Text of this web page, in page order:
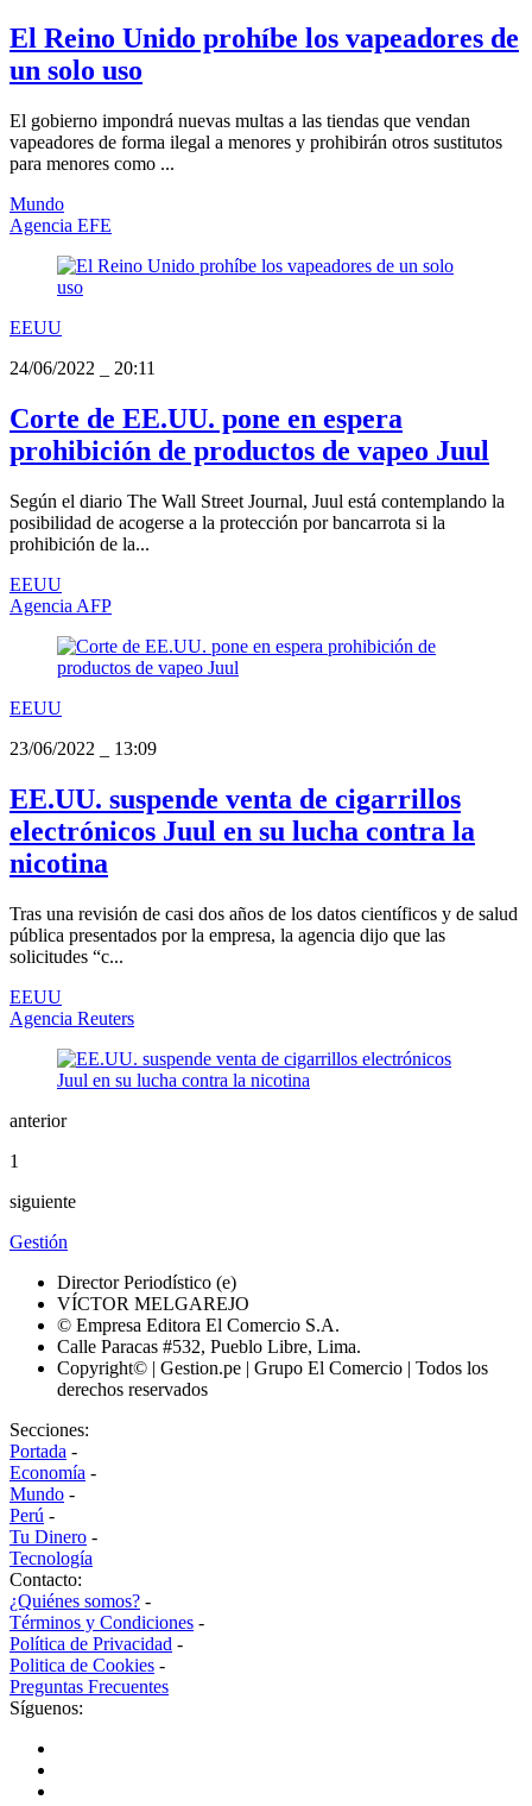
El Reino Unido prohíbe los vapeadores de
un solo uso
El gobierno impondrá nuevas multas a las tiendas que vendan
vapeadores de forma ilegal a menores y prohibirán otros sustitutos
para menores como ...
Mundo
Agencia EFE
EEUU
24/06/2022
20:11
Corte de EE.UU. pone en espera
prohibición de productos de vapeo Juul
Según el diario The Wall Street Journal, Juul está contemplando la
posibilidad de acogerse a la protección por bancarrota si la
prohibición de la...
EEUU
Agencia AFP
EEUU
23/06/2022
13:09
EE.UU. suspende venta de cigarrillos
electrónicos Juul en su lucha contra la
nicotina
Tras una revisión de casi dos años de los datos científicos y de salud
pública presentados por la empresa, la agencia dijo que las
solicitudes “c...
EEUU
Agencia Reuters
anterior
1
siguiente
Gestión
Director Periodístico (e)
VÍCTOR MELGAREJO
© Empresa Editora El Comercio S.A.
Calle Paracas #532, Pueblo Libre, Lima.
Copyright© | Gestion.pe | Grupo El Comercio | Todos los
derechos reservados
Secciones:
Portada -
Economía -
Mundo -
Perú -
Tu Dinero -
Tecnología
Contacto:
¿Quiénes somos? -
Términos y Condiciones -
Política de Privacidad -
Politica de Cookies -
Preguntas Frecuentes
Síguenos: